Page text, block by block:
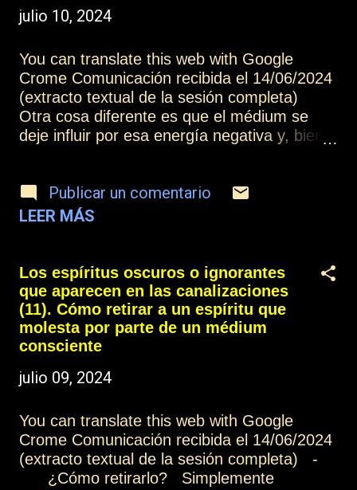
el nivel de estos espíritus. Otros artículos
ignorantes que aparecen en las
canalizaciones (1) Más información: Índice
Contactar o suscribirse Practicar la
mediumnidad
julio 10, 2024
You can translate this web with Google
Crome Comunicación recibida el 14/06/2024
(extracto textual de la sesión completa)
Otra cosa diferente es que el médium se
deje influir por esa energía negativa y, bien
ante estos espíritus, especialmente todos
aquellos que tienen algún tipo de capacidad
esta colección: Los espíritus oscuros o
ignorantes que aparecen en las
canalizaciones (1) Más información: Índice
Contactar o suscribirse Practicar la
mediumnidad
Publicar un comentario
LEER MÁS
Los espíritus oscuros o ignorantes
que aparecen en las canalizaciones
(11). Cómo retirar a un espíritu que
molesta por parte de un médium
consciente
julio 09, 2024
You can translate this web with Google
Crome Comunicación recibida el 14/06/2024
(extracto textual de la sesión completa) -
¿Cómo retirarlo? Simplemente